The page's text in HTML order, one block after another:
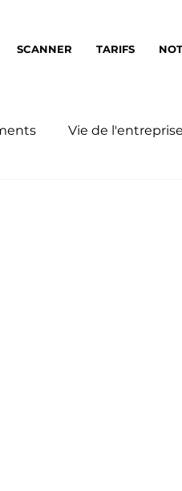
SCANNER TARIFS
Vie de l'entreprise